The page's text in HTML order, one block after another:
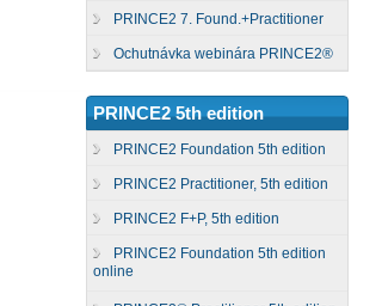
PRINCE2 7. Found.+Practitioner
Ochutnávka webinára PRINCE2®
PRINCE2 5th edition
PRINCE2 Foundation 5th edition
PRINCE2 Practitioner, 5th edition
PRINCE2 F+P, 5th edition
PRINCE2 Foundation 5th edition
online